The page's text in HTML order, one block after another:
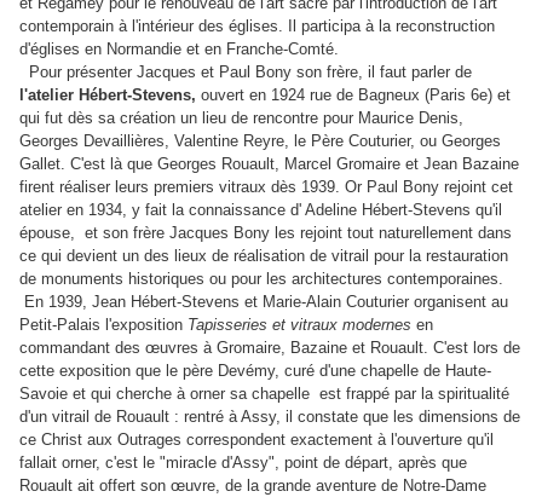
contemporain à l'intérieur des églises. Il participa à la reconstruction
d'églises en Normandie et en Franche-Comté.
Pour présenter Jacques et Paul Bony son frère, il faut parler de
l'atelier Hébert-Stevens, ouvert en 1924 rue de Bagneux (Paris 6e) et
qui fut dès sa création un lieu de rencontre pour Maurice Denis,
Georges Devaillières, Valentine Reyre, le Père Couturier, ou Georges
Gallet. C'est là que Georges Rouault, Marcel Gromaire et Jean Bazaine
firent réaliser leurs premiers vitraux dès 1939. Or Paul Bony rejoint cet
atelier en 1934, y fait la connaissance d' Adeline Hébert-Stevens qu'il
épouse, et son frère Jacques Bony les rejoint tout naturellement dans
ce qui devient un des lieux de réalisation de vitrail pour la restauration
de monuments historiques ou pour les architectures contemporaines.
En 1939, Jean Hébert-Stevens et Marie-Alain Couturier organisent au
Petit-Palais l'exposition Tapisseries et vitraux modernes en
commandant des œuvres à Gromaire, Bazaine et Rouault. C'est lors de
cette exposition que le père Devémy, curé d'une chapelle de Haute-
Savoie et qui cherche à orner sa chapelle est frappé par la spiritualité
d'un vitrail de Rouault : rentré à Assy, il constate que les dimensions de
ce Christ aux Outrages correspondent exactement à l'ouverture qu'il
fallait orner, c'est le "miracle d'Assy", point de départ, après que
Rouault ait offert son œuvre, de la grande aventure de Notre-Dame